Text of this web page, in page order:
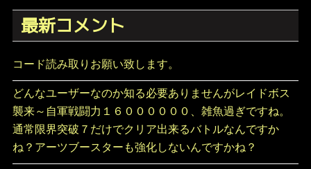
最新コメント
コード読み取りお願い致します。
どんなユーザーなのか知る必要ありませんがレイドボス
襲来～自軍戦闘力１６００００００、雑魚過ぎですね。
通常限界突破７だけでクリア出来るバトルなんですか
ね？アーツブースターも強化しないんですかね？